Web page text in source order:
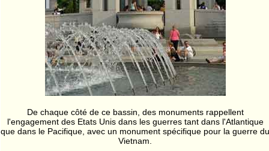
De chaque côté de ce bassin, des monuments rappellent
l'engagement des Etats Unis dans les guerres tant dans l'Atlantique
que dans le Pacifique, avec un monument spécifique pour la guerre du
Vietnam.